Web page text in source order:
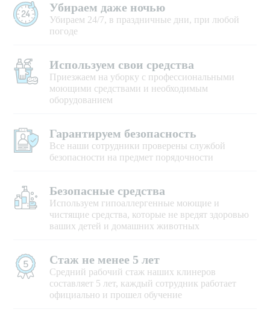
Убираем даже ночью
Убираем 24/7, в праздничные дни, при любой
погоде
Используем свои средства
Приезжаем на уборку с профессиональными
моющими средствами и необходимым
оборудованием
Гарантируем безопасность
Все наши сотрудники проверены службой
безопасности на предмет порядочности
Безопасные средства
Используем гипоаллергенные моющие и
чистящие средства, которые не вредят здоровью
ваших детей и домашних животных
Стаж не менее 5 лет
Средний рабочий стаж наших клинеров
составляет 5 лет, каждый сотрудник работает
официально и прошел обучение